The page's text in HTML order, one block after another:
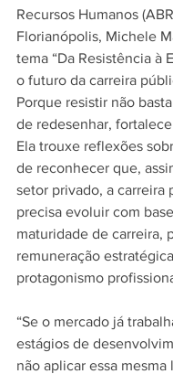
Recursos Humanos
Florianópolis, Michele
tema “Da Resistência à
o futuro da carreira
Porque resistir não
de redesenhar,
Ela trouxe reflexões
de reconhecer que,
setor privado, a carreira
precisa evoluir com
maturidade de carreira,
remuneração
protagonismo
“Se o mercado já
estágios de
não aplicar essa mesma